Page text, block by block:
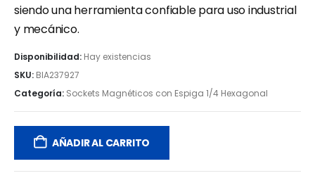
siendo una herramienta confiable para uso industrial
y mecánico.
Disponibilidad: Hay existencias
SKU: BIA237927
Categoría: Sockets Magnéticos con Espiga 1/4 Hexagonal
AÑADIR AL CARRITO